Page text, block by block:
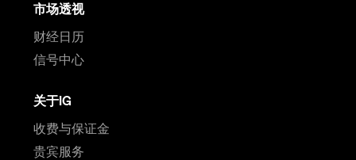
市场透视
财经日历
信号中心
关于IG
收费与保证金
贵宾服务